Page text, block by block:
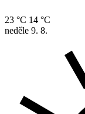
23 °C 14 °C
neděle 9. 8.